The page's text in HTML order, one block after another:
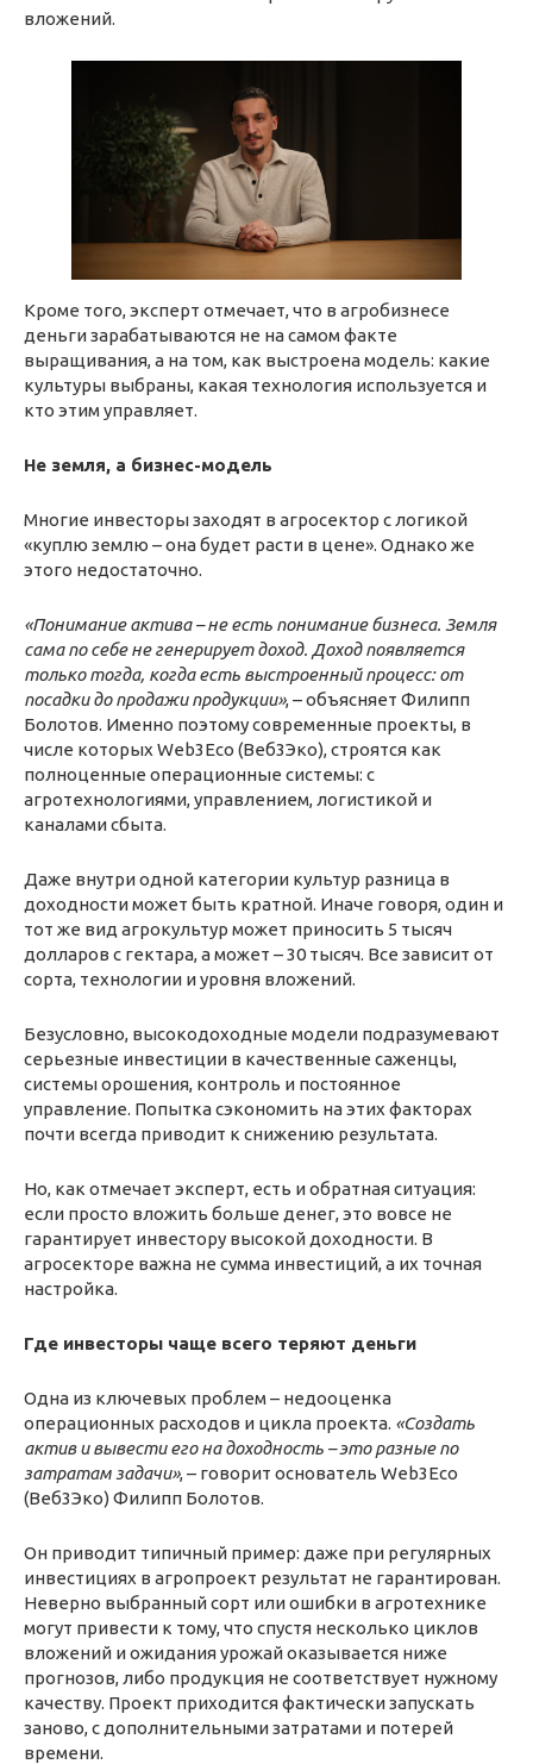
вложений.
Кроме того, эксперт отмечает, что в агробизнесе
деньги зарабатываются не на самом факте
выращивания, а на том, как выстроена модель: какие
культуры выбраны, какая технология используется и
кто этим управляет.
Не земля, а бизнес-модель
Многие инвесторы заходят в агросектор с логикой
«куплю землю – она будет расти в цене». Однако же
этого недостаточно.
«Понимание актива – не есть понимание бизнеса. Земля
сама по себе не генерирует доход. Доход появляется
только тогда, когда есть выстроенный процесс: от
посадки до продажи продукции», – объясняет Филипп
Болотов. Именно поэтому современные проекты, в
числе которых Web3Eco (Веб3Эко), строятся как
полноценные операционные системы: с
агротехнологиями, управлением, логистикой и
каналами сбыта.
Даже внутри одной категории культур разница в
доходности может быть кратной. Иначе говоря, один и
тот же вид агрокультур может приносить 5 тысяч
долларов с гектара, а может – 30 тысяч. Все зависит от
сорта, технологии и уровня вложений.
Безусловно, высокодоходные модели подразумевают
серьезные инвестиции в качественные саженцы,
системы орошения, контроль и постоянное
управление. Попытка сэкономить на этих факторах
почти всегда приводит к снижению результата.
Но, как отмечает эксперт, есть и обратная ситуация:
если просто вложить больше денег, это вовсе не
гарантирует инвестору высокой доходности. В
агросекторе важна не сумма инвестиций, а их точная
настройка.
Где инвесторы чаще всего теряют деньги
Одна из ключевых проблем – недооценка
операционных расходов и цикла проекта. «Создать
актив и вывести его на доходность – это разные по
затратам задачи», – говорит основатель Web3Eco
(Веб3Эко) Филипп Болотов.
Он приводит типичный пример: даже при регулярных
инвестициях в агропроект результат не гарантирован.
Неверно выбранный сорт или ошибки в агротехнике
могут привести к тому, что спустя несколько циклов
вложений и ожидания урожай оказывается ниже
прогнозов, либо продукция не соответствует нужному
качеству. Проект приходится фактически запускать
заново, с дополнительными затратами и потерей
времени.